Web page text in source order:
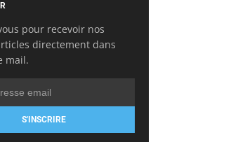
pour recevoir nos
directement dans
mail.
S'INSCRIRE